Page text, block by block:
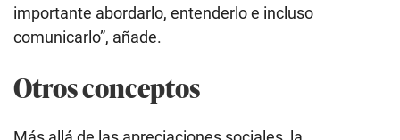
importante abordarlo, entenderlo e incluso
comunicarlo”, añade.
Otros conceptos